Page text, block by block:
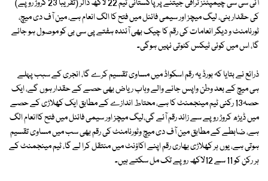
آئی سی سی چیمپئنز ٹرافی جیتنے پر پاکستانی ٹیم 22 لاکھ ڈالر (تقریباً 23 کروڑ روپے)
کی حقدار بنی، لیگ میچز اور سیمی فائنل میں فتح کا الگ انعام ہے، مین آف دی میچ،
ٹورنامنٹ و دیگر انعامات کی رقم کا چیک بھی آئندہ ہفتے پی سی بی کو موصول ہو جائے
گا، اس میں کوئی ٹیکس کٹوتی نہیں ہوگی۔
ذرائع نے بتایا کہ بورڈ یہ رقم اسکواڈ میں مساوی تقسیم کرے گا، انجری کے سبب پہلے
ہی میچ کے بعد وطن واپس جانے والے وہاب ریاض بھی حصے کے حقدار ہوں گے، ایک
حصہ13 رکنی ٹیم مینجمنٹ کا ہے، محتاط اندازے کے مطابق ایک کھلاڑی کے حصے
میں ڈیڑھ کروڑ روپے سے زائد رقم آئے گی،لیگ میچز اور سیمی فائنل میں فتح کاانعام الگ
ہے، ضابطے کے مطابق مین آف دی میچ وٹورنامنٹ کی رقم بھی سب میں مساوی تقسیم
ہوتی ہے، یوں ہر کھلاڑی بھاری رقم اپنے اکاؤنٹ میں منتقل کرا لے گا، ٹیم مینجمنٹ کے
ہر رکن کو 11 سے 12لاکھ روپے تک مل سکتے ہیں۔